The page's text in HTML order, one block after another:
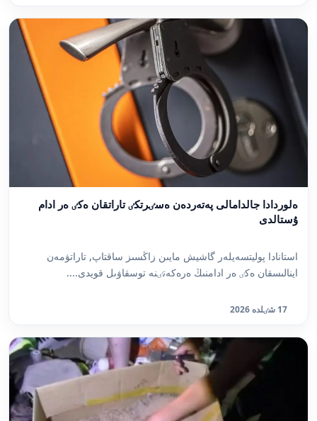
ەلوردادا جالدامالى پەتەردەن ەسٸرتكٸ تاراتقان ەكٸ ەر ادام
ۇستالدى
استانادا پوليتسەيلەر گاشيش مايىن زاڭسىز ساقتاپ, تاراتۋمەن
اينالىسقان ەكٸ ەر ادامنىڭ ەرەكەتٸنە توسقاۋىل قويدى....
17 شٸلدە 2026